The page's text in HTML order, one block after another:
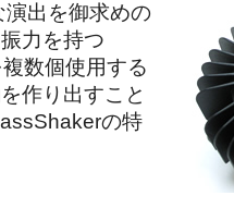
演出を御求めの
力を持つ
数個使用する
作り出すこと
の特